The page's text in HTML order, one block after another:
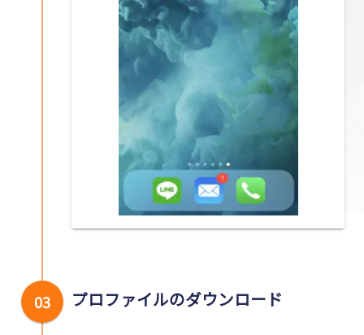
プロファイルのダウンロード
03